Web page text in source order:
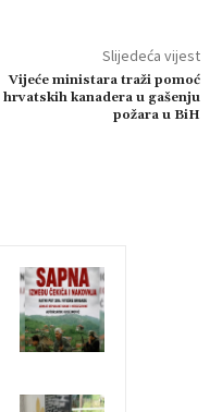
Slijedeća vijest
Vijeće ministara traži pomoć
hrvatskih kanadera u gašenju
požara u BiH